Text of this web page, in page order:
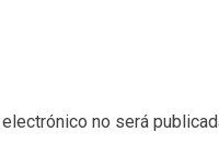
no será